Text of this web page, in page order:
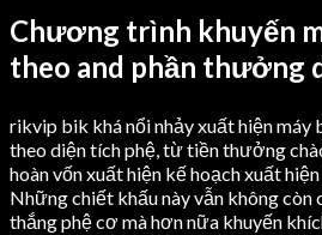
Chương trình khuyến
theo and phần thưởng
rikvip bik khá nổi nhảy xuất hiện máy
theo diện tích phệ, từ tiền thưởng
hoàn vốn xuất hiện kế hoạch xuất
Những chiết khấu này vẫn không
thắng phệ cơ mà hơn nữa khuyến